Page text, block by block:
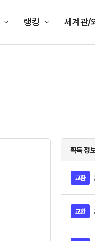
랭킹 세계관/
획득 정
교환
교환